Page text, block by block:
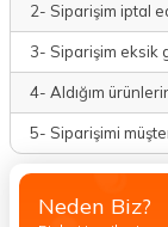
2- Siparişim iptal
3- Siparişim eksik
4- Aldığım
5- Siparişimi
Neden Biz?